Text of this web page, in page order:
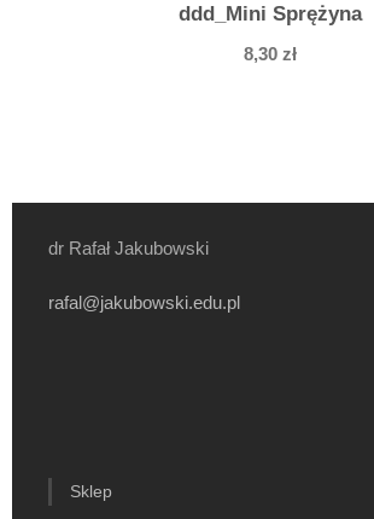
ddd_Mini Sprężyna
8,30 zł
dr Rafał Jakubowski
rafal@jakubowski.edu.pl
Sklep